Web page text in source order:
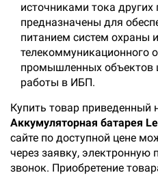
источниками тока других
предназначены для
питанием систем охраны
телекоммуникационного
промышленных объектов
работы в ИБП.
Купить товар приведенный
Аккумуляторная батарея
сайте по доступной цене
через заявку, электронную
звонок. Приобретение